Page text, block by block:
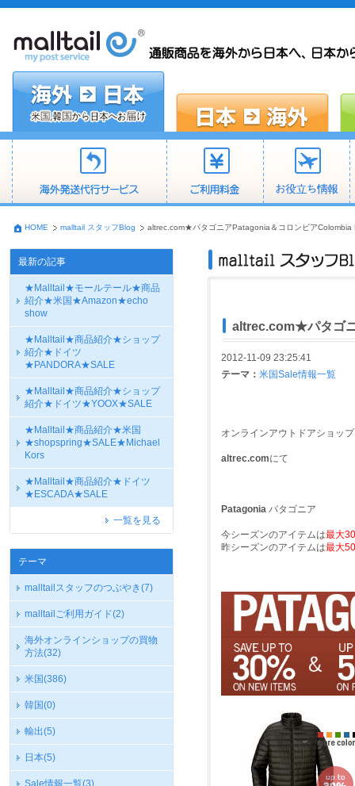
HOME malltail スタッフBlog altrec.com★パタゴニアPatagonia＆コロンビアColombia
最新の記事
★Malltail★モールテール★商品
紹介★米国★Amazon★echo
show
★Malltail★商品紹介★ショップ
紹介★ドイツ
★PANDORA★SALE
★Malltail★商品紹介★ショップ
紹介★ドイツ★YOOX★SALE
★Malltail★商品紹介★米国
★shopspring★SALE★Michael
Kors
★Malltail★商品紹介★ドイツ
★ESCADA★SALE
一覧を見る
テーマ
malltailスタッフのつぶやき(7)
malltailご利用ガイド(2)
海外オンラインショップの買物
方法(32)
米国(386)
韓国(0)
輸出(5)
日本(5)
Sale情報一覧(3)
altrec.com★パタゴ
2012-11-09 23:25:41
テーマ： 米国Sale情報一覧
オンラインアウトドアショップ
altrec.comにて
Patagoniaパタゴニア
今シーズンのアイテムは最大
昨シーズンのアイテムは最大